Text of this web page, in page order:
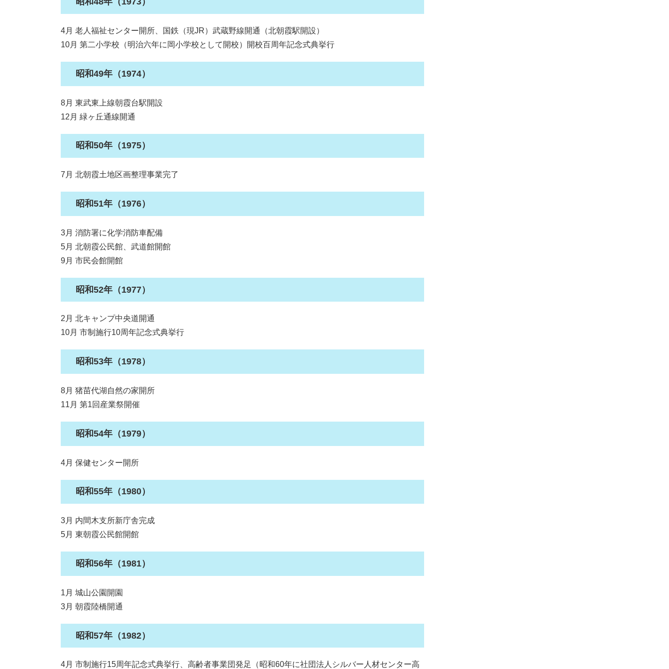
4月 老人福祉センター開所、国鉄（現JR）武蔵野線開通（北朝霞駅開設）
10月 第二小学校（明治六年に岡小学校として開校）開校百周年記念式典挙行
昭和49年（1974）
8月 東武東上線朝霞台駅開設
12月 緑ヶ丘通線開通
昭和50年（1975）
7月 北朝霞土地区画整理事業完了
昭和51年（1976）
3月 消防署に化学消防車配備
5月 北朝霞公民館、武道館開館
9月 市民会館開館
昭和52年（1977）
2月 北キャンプ中央道開通
10月 市制施行10周年記念式典挙行
昭和53年（1978）
8月 猪苗代湖自然の家開所
11月 第1回産業祭開催
昭和54年（1979）
4月 保健センター開所
昭和55年（1980）
3月 内間木支所新庁舎完成
5月 東朝霞公民館開館
昭和56年（1981）
1月 城山公園開園
3月 朝霞陸橋開通
昭和57年（1982）
4月 市制施行15周年記念式典挙行、高齢者事業団発足（昭和60年に社団法人シルバー人材センター高